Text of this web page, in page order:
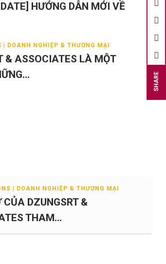
SHARE
HƯỚNG DẪN MỚI VỀ
| DOANH NGHIỆP & THƯƠNG MẠI
& ASSOCIATES LÀ MỘT
| DOANH NGHIỆP & THƯƠNG MẠI
CỦA DZUNGSRT &
THAM...